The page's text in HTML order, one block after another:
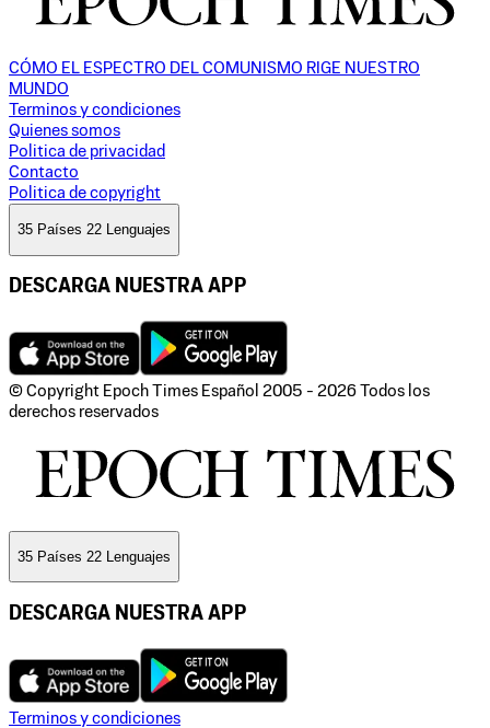
CÓMO EL ESPECTRO DEL COMUNISMO RIGE NUESTRO
MUNDO
Terminos y condiciones
Quienes somos
Politica de privacidad
Contacto
Politica de copyright
35 Países 22 Lenguajes
DESCARGA NUESTRA APP
© Copyright Epoch Times Español 2005 - 2026 Todos los
derechos reservados
35 Países 22 Lenguajes
DESCARGA NUESTRA APP
Terminos y condiciones